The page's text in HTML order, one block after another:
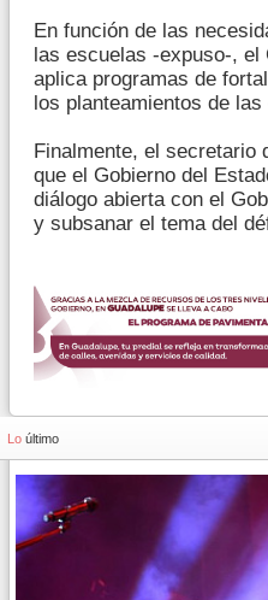
En función de las
las escuelas -expuso-, el
aplica programas de
los planteamientos de
Finalmente, el secretario
que el Gobierno del
diálogo abierta con el
y subsanar el tema del
Lo último